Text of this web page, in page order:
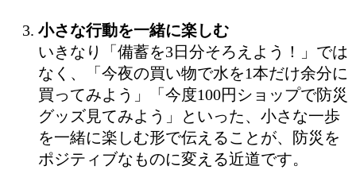
小さな行動を一緒に楽しむ
いきなり「備蓄を3日分そろえよう！」では
なく、「今夜の買い物で水を1本だけ余分に
買ってみよう」「今度100円ショップで防災
グッズ見てみよう」といった、小さな一歩
を一緒に楽しむ形で伝えることが、防災を
ポジティブなものに変える近道です。